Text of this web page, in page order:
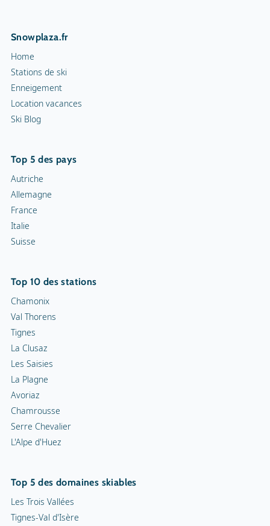
Snowplaza.fr
Home
Stations de ski
Enneigement
Location vacances
Ski Blog
Top 5 des pays
Autriche
Allemagne
France
Italie
Suisse
Top 10 des stations
Chamonix
Val Thorens
Tignes
La Clusaz
Les Saisies
La Plagne
Avoriaz
Chamrousse
Serre Chevalier
L'Alpe d'Huez
Top 5 des domaines skiables
Les Trois Vallées
Tignes-Val d'Isère